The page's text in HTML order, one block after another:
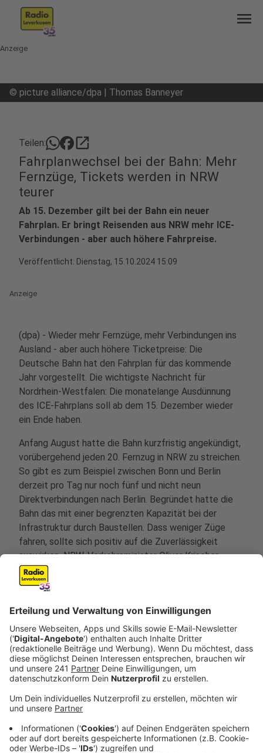
menu
Anzeige
© picture alliance/dpa | Thomas Banneyer
Teilen: open_in_new
Fahrplanwechsel bei der Bahn: Mehr
Fernzüge, Tickets werden in NRW
teurer
Ab 15. Dezember gilt bei der Bahn ein neuer
Fahrplan. Er bringt Reisenden aus NRW mehr ICE-
Verbindungen - aber auch höhere Fahrpreise.
Veröffentlicht: Dienstag, 15.10.2024 15:09
Anzeige
(dpa) - Wieder mehr Fernzüge, mehr Verbindungen ins
Ausland - aber auch höhere Ticketpreise: Die
Deutsche Bahn hat den Fahrplan für das kommende
Jahr vorgestellt. Die wichtigste Nachricht für
Nordrhein-Westfalen: Die monatelange Ausdünnung
des ICE-Fahrplans soll ab dem 15. Dezember wieder
ein Ende haben.
Anfang August hatte die Bahn kurzfristig angekündigt,
vorübergehend jeden 20. Fernzug in NRW zu streichen.
So gibt es zum Beispiel zwischen Bonn und Berlin
derzeit pro Tag nur noch fünf und nicht neun
Direktverbindungen nach Berlin. Begründet hatte die
Bahn das mit einer begrenzten Kapazität bei der
Infrastruktur durch Baustellen. Dass weniger Züge
fahren, sollte sich positiv auf die Zuverlässigkeit
auswirken.NRW-Verkehrsminister Oliver Krischer
(Grüne)hatte sich damals besorgt über die
Auswirkungen der Fahrplan-Reduzierung gezeigt.
Ab 15. Dezember sollen die Fernzüge nun weitgehend
mit. Städte wie Aachen, Düren, Mönchengladbach,
Krefeld und Gütersloh seien dann wieder wie gewohnt
an die Hauptstadt angebunden. Allerdings müssten
sich Reisende auch 2025 wieder darauf einstellen,
Änderungen im Fahrplan gebe. Vor allem im Sommer
BauarbeitenAnpassungen im Fahrplangeben.